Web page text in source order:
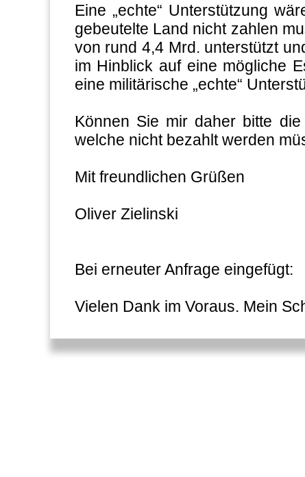
Eine „echte“ Unterstützung
gebeutelte Land nicht zahlen
von rund 4,4 Mrd. unterstützt
im Hinblick auf eine mögliche
eine militärische „echte“
Können Sie mir daher bitte
welche nicht bezahlt werden
Mit freundlichen Grüßen
Oliver Zielinski
Bei erneuter Anfrage eingefügt:
Vielen Dank im Voraus. Mein